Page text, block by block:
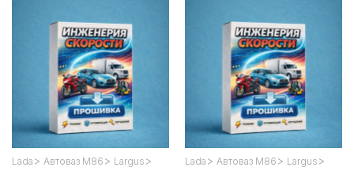
Lada > Автоваз М86 > Largus > Lada > Автоваз М86 > Largus >